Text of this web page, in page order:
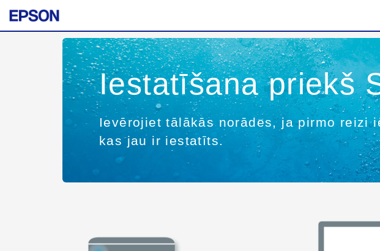
Iestatīšana priekš
Ievērojiet tālākās norādes, ja pirmo reizi
kas jau ir iestatīts.